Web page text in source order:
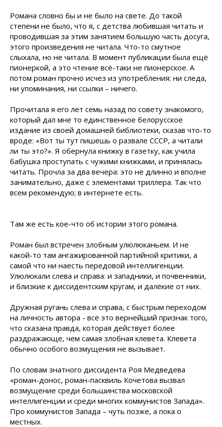
Романа словно бы и не было на свете. До такой
степени не было, что я, с детства любившая читать и
проводившая за этим занятием большую часть досуга,
этого произведения не читала. Что-то смутное
слыхала, но не читала. В момент публикации была ещё
пионеркой, а это чтение всё-таки не пионерское. А
потом роман прочно исчез из употребления: ни следа,
ни упоминания, ни ссылки – ничего.
Прочитала я его лет семь назад по совету знакомого,
который дал мне то единственное белорусское
издание из своей домашней библиотеки, сказав что-то
вроде: «Вот ты тут пишешь о развале СССР, а читали
ли ты это?». Я обернула книжку в газетку, как учила
бабушка проступать с чужими книжками, и принялась
читать. Прочла за два вечера: это не длинно и вполне
занимательно, даже с элементами триллера. Так что
всем рекомендую; в интернете есть.
Там же есть кое-что об истории этого романа.
Роман был встречен злобным улюлюканьем. И не
какой-то там ангажированной партийной критики, а
самой что ни наесть передовой интеллигенции.
Улюлюкали слева и справа: и западники, и почвенники,
и близкие к диссидентским кругам, и далёкие от них.
Дружная ругань слева и справа, с быстрым переходом
на личность автора - всё это вернейший признак того,
что сказана правда, которая действует более
раздражающе, чем самая злобная клевета. Клевета
обычно особого возмущения не вызывает.
По словам знатного диссидента Роя Медведева
«роман-донос, роман-пасквиль Кочетова вызвал
возмущение среди большинства московской
интеллигенции и среди многих коммунистов Запада».
Про коммунистов Запада – чуть позже, а пока о
местных.